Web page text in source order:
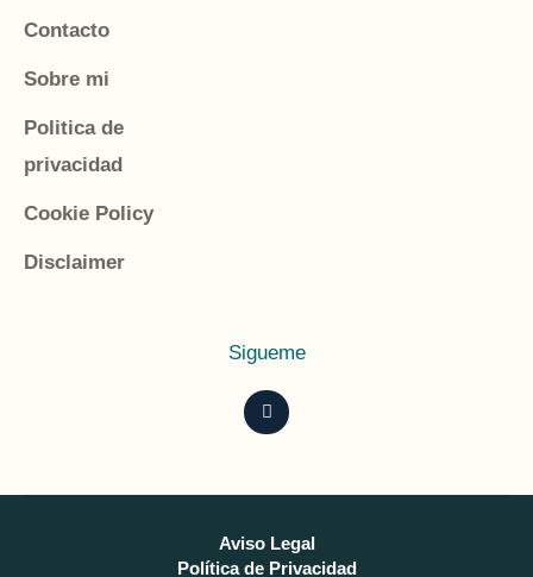
Contacto
Sobre mi
Politica de
privacidad
Cookie Policy
Disclaimer
Sigueme
I
n
s
m
Aviso Legal
Política de Privacidad